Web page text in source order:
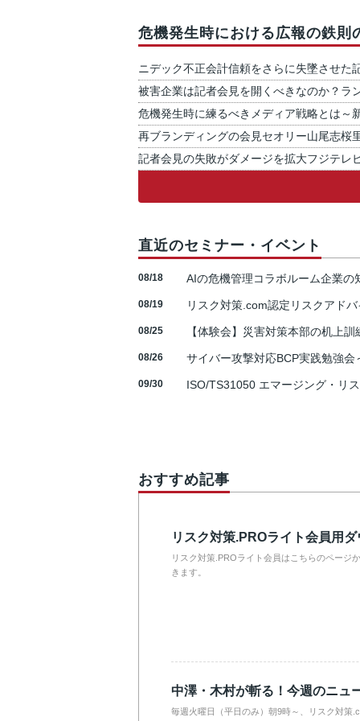
危機発生時における広報の鉄則
ニデック不正会計信頼をさらに失墜させた
被害企業は記者会見を開くべきなのか？ラ
危機発生時に練るべきメディア戦略とは～
再ブランディングの会見セオリー山尾志桜
記者会見の失敗がダメージを拡大フジテレ
直近のセミナー・イベント
08/18 AIの危機管理コラボルーム企業
08/19 リスク対策.com認定リスクアド
08/25 【体験会】災害対策本部の机上
08/26 サイバー攻撃対応BCP実践勉強
09/30 ISO/TS31050 エマージング・リ
おすすめ記事
リスク対策.PROライト会員用
リスク対策.PROライト会員はこちらのページ
きます。
中澤・木村が斬る！今週のニュ
毎週火曜日（平日のみ）朝9時～、リスク対